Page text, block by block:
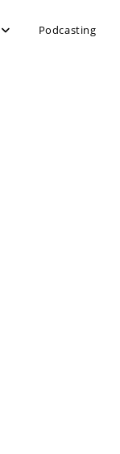
Podcasting